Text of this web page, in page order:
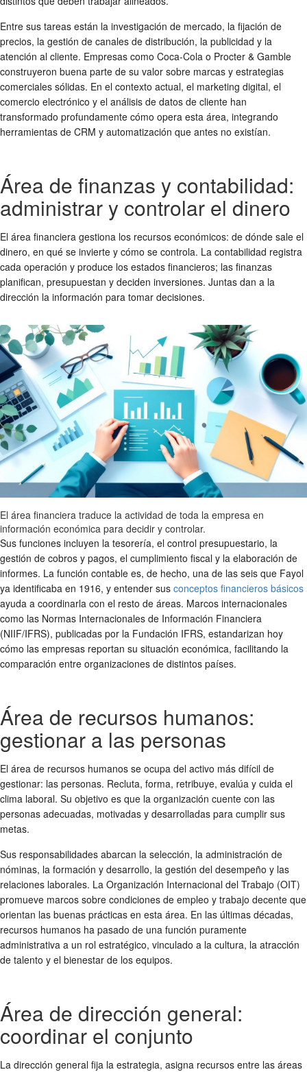
Entre sus tareas están la investigación de mercado, la fijación de
precios, la gestión de canales de distribución, la publicidad y la
atención al cliente. Empresas como Coca-Cola o Procter & Gamble
construyeron buena parte de su valor sobre marcas y estrategias
comerciales sólidas. En el contexto actual, el marketing digital, el
comercio electrónico y el análisis de datos de cliente han
transformado profundamente cómo opera esta área, integrando
herramientas de CRM y automatización que antes no existían.
Área de finanzas y contabilidad:
administrar y controlar el dinero
El área financiera gestiona los recursos económicos: de dónde sale el
dinero, en qué se invierte y cómo se controla. La contabilidad registra
cada operación y produce los estados financieros; las finanzas
planifican, presupuestan y deciden inversiones. Juntas dan a la
dirección la información para tomar decisiones.
El área financiera traduce la actividad de toda la empresa en
información económica para decidir y controlar.
Sus funciones incluyen la tesorería, el control presupuestario, la
gestión de cobros y pagos, el cumplimiento fiscal y la elaboración de
informes. La función contable es, de hecho, una de las seis que Fayol
ya identificaba en 1916, y entender sus conceptos financieros básicos
ayuda a coordinarla con el resto de áreas. Marcos internacionales
como las Normas Internacionales de Información Financiera
(NIIF/IFRS), publicadas por la Fundación IFRS, estandarizan hoy
cómo las empresas reportan su situación económica, facilitando la
comparación entre organizaciones de distintos países.
Área de recursos humanos:
gestionar a las personas
El área de recursos humanos se ocupa del activo más difícil de
gestionar: las personas. Recluta, forma, retribuye, evalúa y cuida el
clima laboral. Su objetivo es que la organización cuente con las
personas adecuadas, motivadas y desarrolladas para cumplir sus
metas.
Sus responsabilidades abarcan la selección, la administración de
nóminas, la formación y desarrollo, la gestión del desempeño y las
relaciones laborales. La Organización Internacional del Trabajo (OIT)
promueve marcos sobre condiciones de empleo y trabajo decente que
orientan las buenas prácticas en esta área. En las últimas décadas,
recursos humanos ha pasado de una función puramente
administrativa a un rol estratégico, vinculado a la cultura, la atracción
de talento y el bienestar de los equipos.
Área de dirección general:
coordinar el conjunto
La dirección general fija la estrategia, asigna recursos entre las áreas